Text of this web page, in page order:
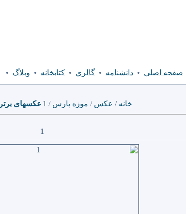
صفحه اصلي • دانشنامه • گالري • كتابخانه • وبلاگ •
خانه / عكس / موزه پارس / 1 عكسهای برتر
1